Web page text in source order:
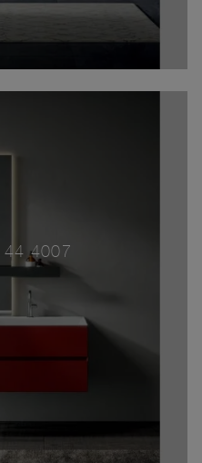
44 4007